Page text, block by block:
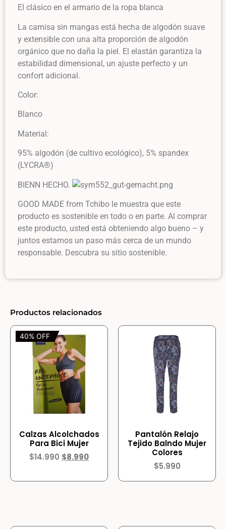
El clásico en el armario de la ropa blanca
La camisa sin mangas está hecha de algodón suave
y extensible con una alta proporción de algodón
orgánico que no daña la piel. El elastán garantiza la
estabilidad dimensional, un ajuste perfecto y un
confort adicional.
Color:
Blanco
Material:
95% algodón (de cultivo ecológico), 5% spandex
(LYCRA®)
BIENN HECHO.
GOOD MADE from Tchibo le muestra que este
producto es sostenible en todo o en parte. Al comprar
este producto, usted está obteniendo algo bueno – y
juntos estamos un paso más cerca de un mundo
responsable. Descubra su sitio sostenible.
Productos relacionados
40% OFF
Calzas Alcolchados
Para Bici Mujer
$14.990 $8.990
Pantalón Relajo
Tejido Balndo Mujer
Colores
$5.990